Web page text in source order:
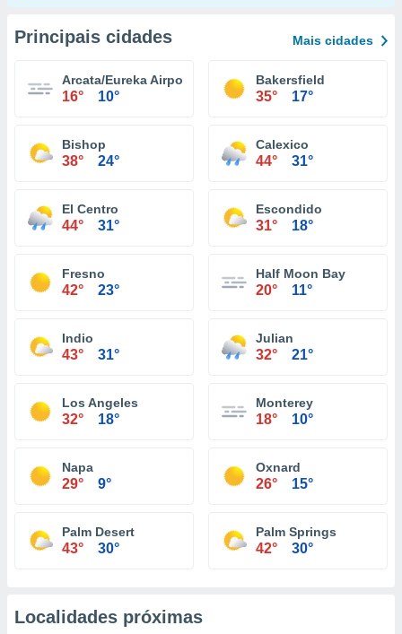
Principais cidades Mais cidades
Arcata/Eureka Airport
16° 10°
Bakersfield
35° 17°
Bishop
38° 24°
Calexico
44° 31°
El Centro
44° 31°
Escondido
31° 18°
Fresno
42° 23°
Half Moon Bay
20° 11°
Indio
43° 31°
Julian
32° 21°
Los Angeles
32° 18°
Monterey
18° 10°
Napa
29° 9°
Oxnard
26° 15°
Palm Desert
43° 30°
Palm Springs
42° 30°
Localidades próximas